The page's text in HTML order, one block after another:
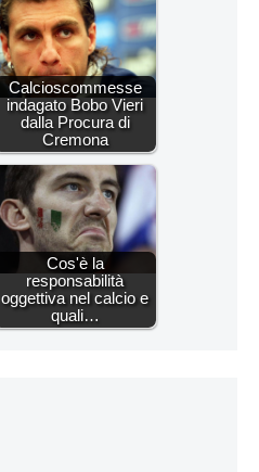
Calcioscommesse
indagato Bobo Vieri
dalla Procura di
Cremona
Cos'è la
responsabilità
oggettiva nel calcio e
quali…